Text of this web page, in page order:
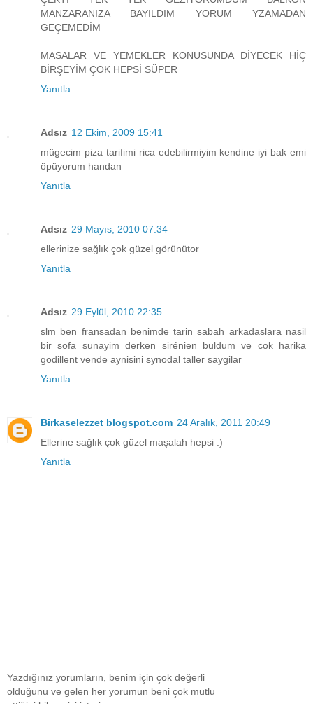
MANZARANIZA BAYILDIM YORUM YZAMADAN
GEÇEMEDİM
MASALAR VE YEMEKLER KONUSUNDA DİYECEK HİÇ
BİRŞEYİM ÇOK HEPSİ SÜPER
Yanıtla
Adsız 12 Ekim, 2009 15:41
mügecim piza tarifimi rica edebilirmiyim kendine iyi bak emi
öpüyorum handan
Yanıtla
Adsız 29 Mayıs, 2010 07:34
ellerinize sağlık çok güzel görünütor
Yanıtla
Adsız 29 Eylül, 2010 22:35
slm ben fransadan benimde tarin sabah arkadaslara nasil
bir sofa sunayim derken sirénien buldum ve cok harika
godillent vende aynisini synodal taller saygilar
Yanıtla
Birkaselezzet blogspot.com 24 Aralık, 2011 20:49
Ellerine sağlık çok güzel maşalah hepsi :)
Yanıtla
Yazdığınız yorumların, benim için çok değerli
olduğunu ve gelen her yorumun beni çok mutlu